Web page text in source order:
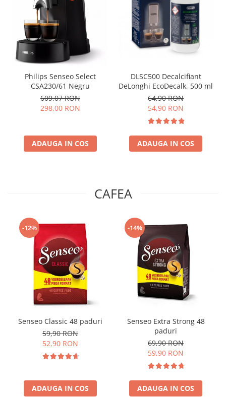
Philips Senseo Select
CSA230/61 Negru
609,07 RON
298,00 RON
ADAUGA IN COS
DLSC500 Decalcifiant
DeLonghi EcoDecalk, 500 ml
64,90 RON
54,90 RON
ADAUGA IN COS
CAFEA
-12%
Senseo Classic 48 paduri
59,90 RON
52,90 RON
ADAUGA IN COS
-14%
Senseo Extra Strong 48
paduri
69,90 RON
59,90 RON
ADAUGA IN COS